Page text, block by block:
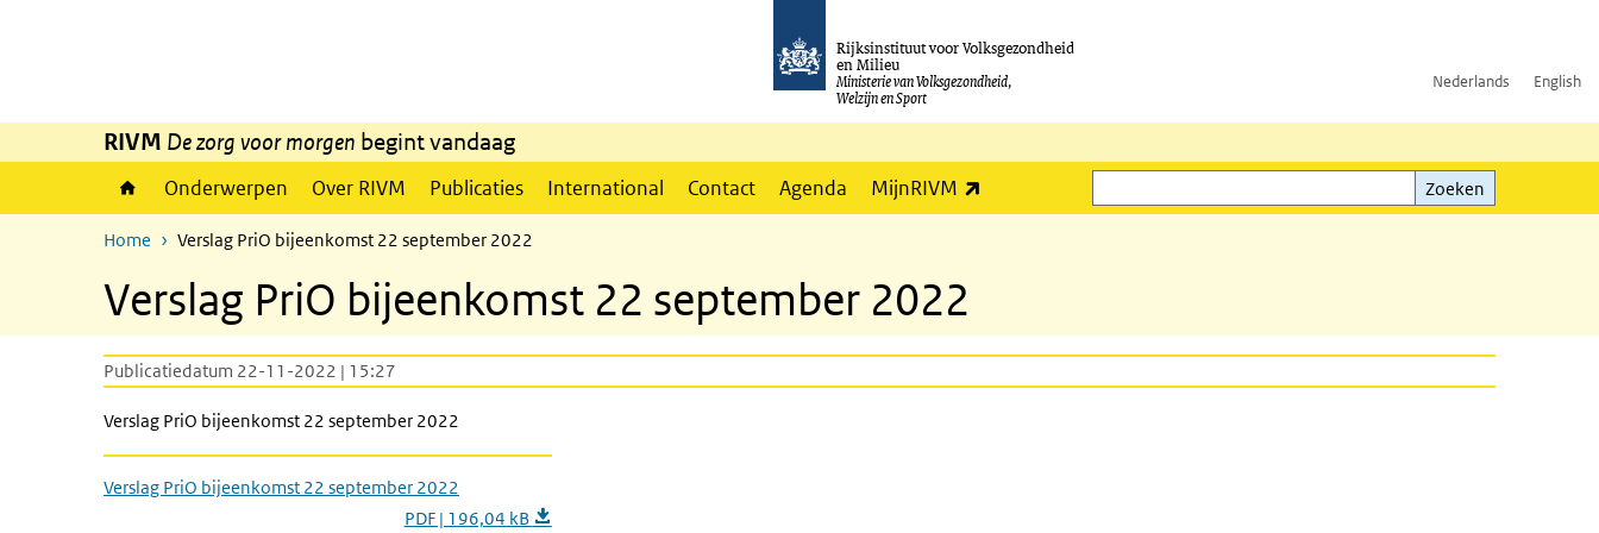
Rijksinstituut voor Volksgezondheid
en Milieu
Ministerie van Volksgezondheid,
Welzijn en Sport
Nederlands English
RIVM De zorg voor morgen begint vandaag
Onderwerpen Over RIVM Publicaties International Contact Agenda MijnRIVM
Zoeken
Zoeken
Home Verslag PriO bijeenkomst 22 september 2022
Verslag PriO bijeenkomst 22 september 2022
Publicatiedatum 22-11-2022 | 15:27
Verslag PriO bijeenkomst 22 september 2022
Verslag PriO bijeenkomst 22 september 2022
PDF | 196,04 kB